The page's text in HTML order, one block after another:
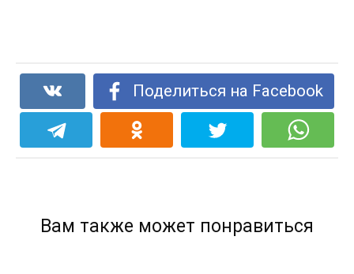
Поделиться на Facebook
Вам также может понравиться